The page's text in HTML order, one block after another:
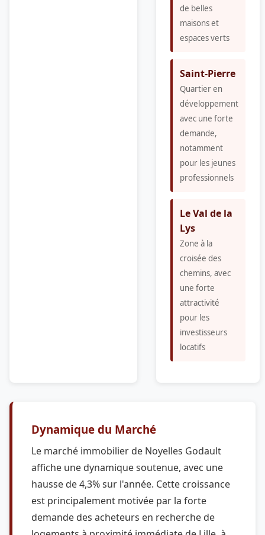
de belles
maisons et
espaces verts
Saint-Pierre
Quartier en
développement
avec une forte
demande,
notamment
pour les jeunes
professionnels
Le Val de la
Lys
Zone à la
croisée des
chemins, avec
une forte
attractivité
pour les
investisseurs
locatifs
Dynamique du Marché
Le marché immobilier de Noyelles Godault
affiche une dynamique soutenue, avec une
hausse de 4,3% sur l'année. Cette croissance
est principalement motivée par la forte
demande des acheteurs en recherche de